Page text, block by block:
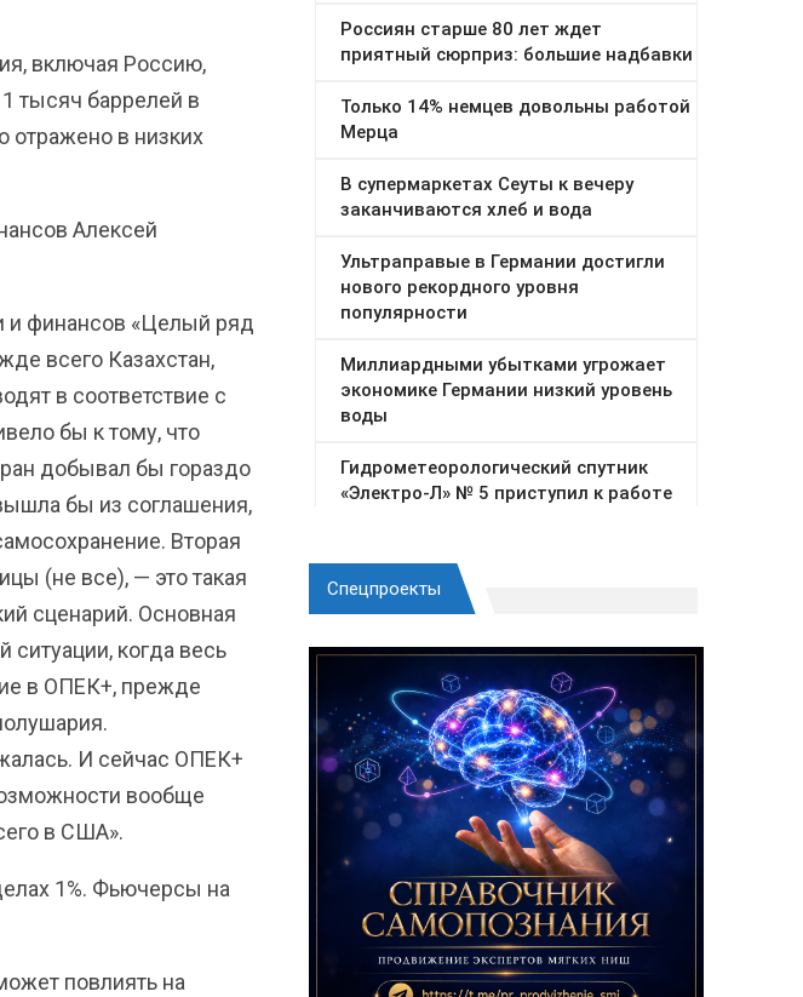
включая Россию,
тысяч баррелей в
отражено в низких
Алексей
и финансов «Целый ряд
всего Казахстан,
в соответствие с
бы к тому, что
добывал бы гораздо
бы из соглашения,
Вторая
(не все), — это такая
сценарий. Основная
ситуации, когда весь
в ОПЕК+, прежде
И сейчас ОПЕК+
вообще
в США».
1%. Фьючерсы на
повлиять на
Спецпроекты